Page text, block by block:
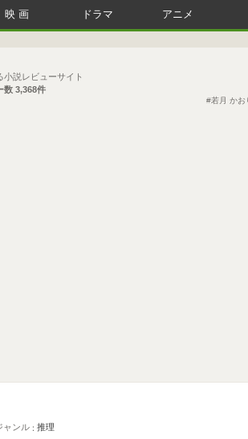
映画 ドラマ アニメ
小説レビューサイト
数 3,368件
若月 かお
ャンル 推理